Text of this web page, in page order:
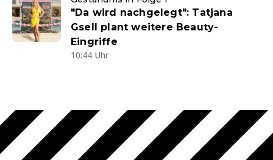
"Da wird nachgelegt": Tatjana
Gsell plant weitere Beauty-
Eingriffe
10:44 Uhr